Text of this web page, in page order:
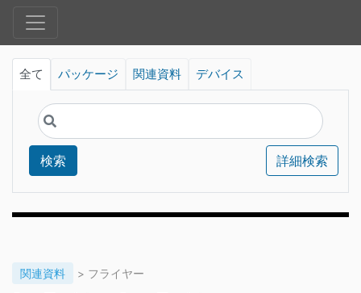
全て パッケージ 関連資料 デバイス
検索 詳細検索
関連資料 > フライヤー